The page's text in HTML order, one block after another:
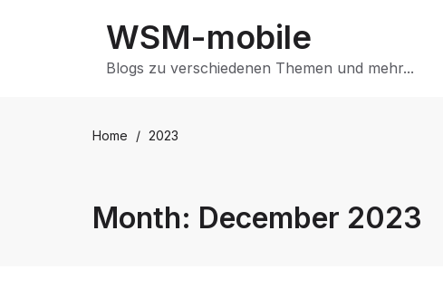
WSM-mobile
Blogs zu verschiedenen Themen und mehr...
Home / 2023
Month: December 2023